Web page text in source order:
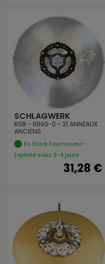
SCHLAGWERK
RSR - RING-0 - 21 ANNEAUX
ANCIENS
En Stock Fournisseur -
Expédié sous 3-4 jours
31,28 €